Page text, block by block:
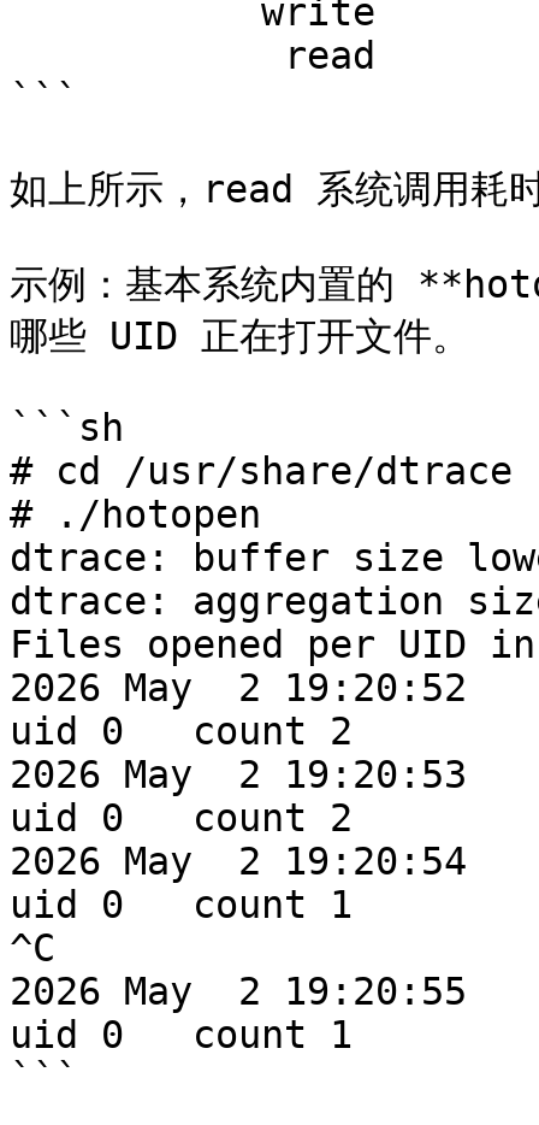
```
如上所示，read 系统调用耗
示例：基本系统内置的
哪些 UID 正在打开文件。
```sh
# cd /usr/share/dtrace
# ./hotopen
dtrace: buffer size
dtrace: aggregation
Files opened per UID
2026 May  2 19:20:52
uid 0	count 2
2026 May  2 19:20:53
uid 0	count 2
2026 May  2 19:20:54
uid 0	count 1
^C
2026 May  2 19:20:55
uid 0	count 1
```